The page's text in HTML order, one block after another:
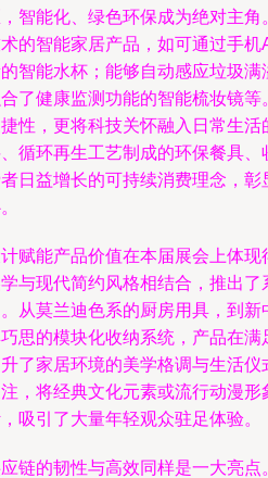
智能化、绿色环保成为绝对主
的智能家居产品，如可通过手
智能水杯；能够自动感应垃圾
了健康监测功能的智能梳妆镜
性，更将科技关怀融入日常生
循环再生工艺制成的环保餐具
日益增长的可持续消费理念，
赋能产品价值在本届展会上体
与现代简约风格相结合，推出
从莫兰迪色系的厨房用具，到
思的模块化收纳系统，产品在
了家居环境的美学格调与生活
，将经典文化元素或流行动漫
吸引了大量年轻观众驻足体验。
链的韧性与高效同样是一大亮点